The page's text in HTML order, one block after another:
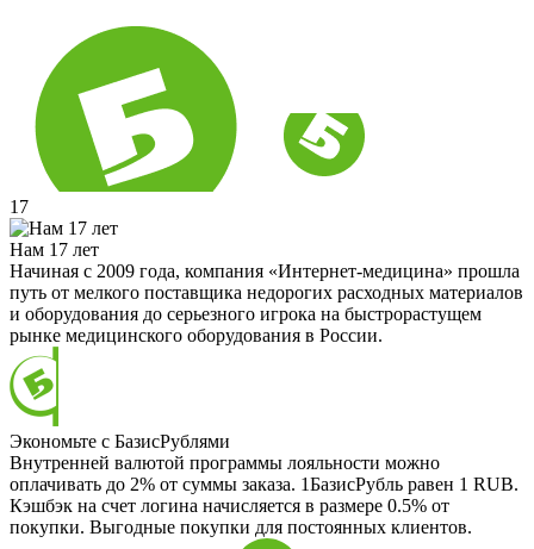
17
Нам 17 лет
Начиная с 2009 года, компания «Интернет-медицина» прошла
путь от мелкого поставщика недорогих расходных материалов
и оборудования до серьезного игрока на быстрорастущем
рынке медицинского оборудования в России.
Экономьте с БазисРублями
Внутренней валютой программы лояльности можно
оплачивать до 2% от суммы заказа. 1БазисРубль равен 1 RUB.
Кэшбэк на счет логина начисляется в размере 0.5% от
покупки. Выгодные покупки для постоянных клиентов.